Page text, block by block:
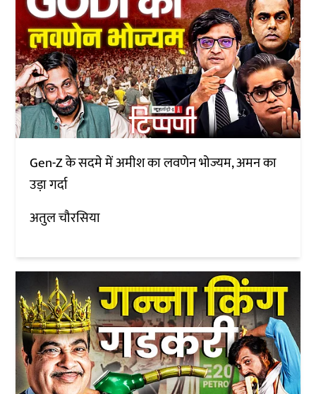
Gen-Z के सदमे में अमीश का लवणेन भोज्यम, अमन का
उड़ा गर्दा
अतुल चौरसिया